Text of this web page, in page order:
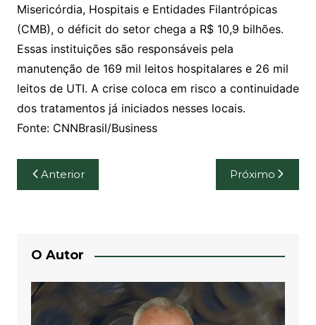
Misericórdia, Hospitais e Entidades Filantrópicas
(CMB), o déficit do setor chega a R$ 10,9 bilhões.
Essas instituições são responsáveis pela
manutenção de 169 mil leitos hospitalares e 26 mil
leitos de UTI. A crise coloca em risco a continuidade
dos tratamentos já iniciados nesses locais.
Fonte: CNNBrasil/Business
Navegação
de
Anterior Próximo
O Autor